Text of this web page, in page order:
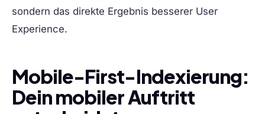
sondern das direkte Ergebnis besserer User
Experience.
Mobile-First-Indexierung:
Dein mobiler Auftritt